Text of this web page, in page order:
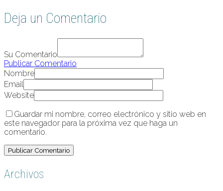
Deja un Comentario
Su Comentario
Publicar Comentario
Nombre
Email
Website
Guardar mi nombre, correo electrónico y sitio web en
este navegador para la próxima vez que haga un
comentario.
Archivos